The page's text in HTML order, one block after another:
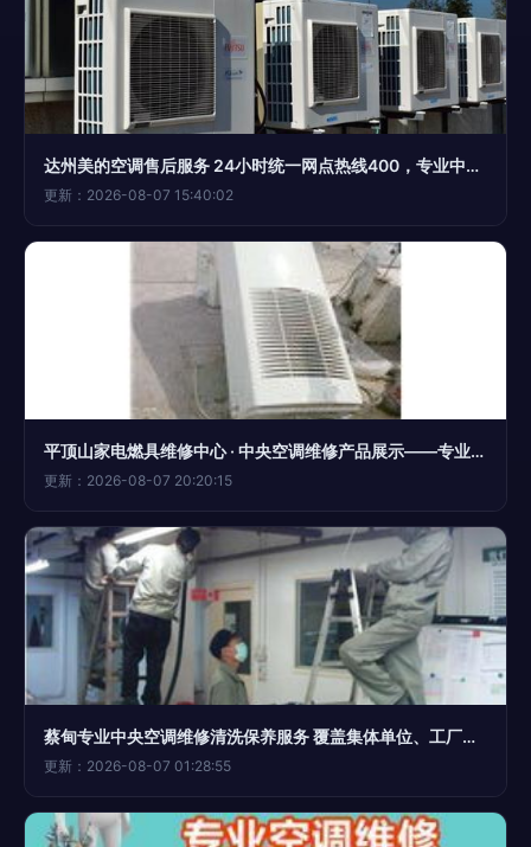
达州美的空调售后服务 24小时统一网点热线400，专业中央空调维修全指南
更新：2026-08-07 15:40:02
平顶山家电燃具维修中心 · 中央空调维修产品展示——专业守护冷暖，让舒适无处不在
更新：2026-08-07 20:20:15
蔡甸专业中央空调维修清洗保养服务 覆盖集体单位、工厂、学校、酒店与家庭的一站式解忧方案
更新：2026-08-07 01:28:55